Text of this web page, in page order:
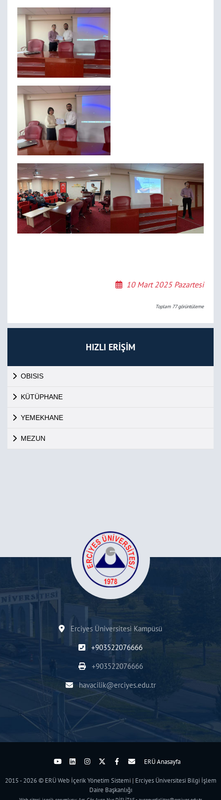
HIZLI ERİŞİM
OBISIS
KÜTÜPHANE
YEMEKHANE
MEZUN
10 Mart 2025 Pazartesi
Toplam 77görüntüleme
Erciyes Üniversitesi Kampüsü
+903522076666
+903522076666
havacilik@erciyes.edu.tr
ERÜ Anasayfa
2015 - 2026 © ERÜ Web İçerik Yönetim Sistemi | Erciyes Üniversitesi Bilgi İşlem
Daire Başkanlığı